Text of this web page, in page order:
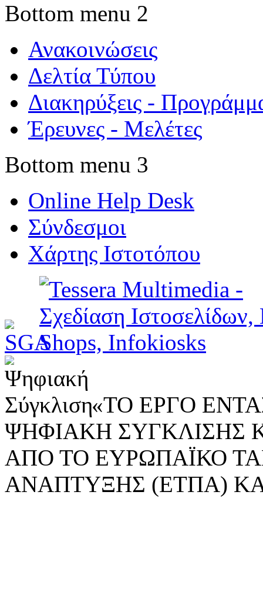
Bottom menu 2
Ανακοινώσεις
Δελτία Τύπου
Διακηρύξεις -
Έρευνες - Μελέτες
Bottom menu 3
Online Help Desk
Σύνδεσμοι
Χάρτης Ιστοτόπου
«ΤΟ ΕΡΓΟ
ΨΗΦΙΑΚΗ ΣΥΓΚΛΙΣΗΣ
ΑΠΟ ΤΟ ΕΥΡΩΠΑΪΚΟ
ΑΝΑΠΤΥΞΗΣ (ΕΤΠΑ)